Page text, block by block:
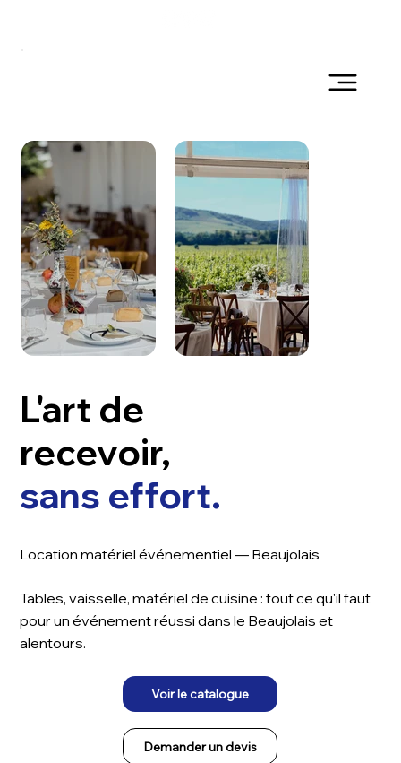
Location matériel événementiel — Beaujolais
L'art de
recevoir,
sans effort.
Tables, vaisselle, matériel de cuisine : tout ce qu'il faut
pour un événement réussi dans le Beaujolais et
alentours.
Voir le catalogue
Demander un devis